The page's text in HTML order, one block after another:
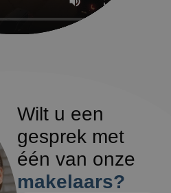
Wilt u een
gesprek met
één van onze
makelaars?